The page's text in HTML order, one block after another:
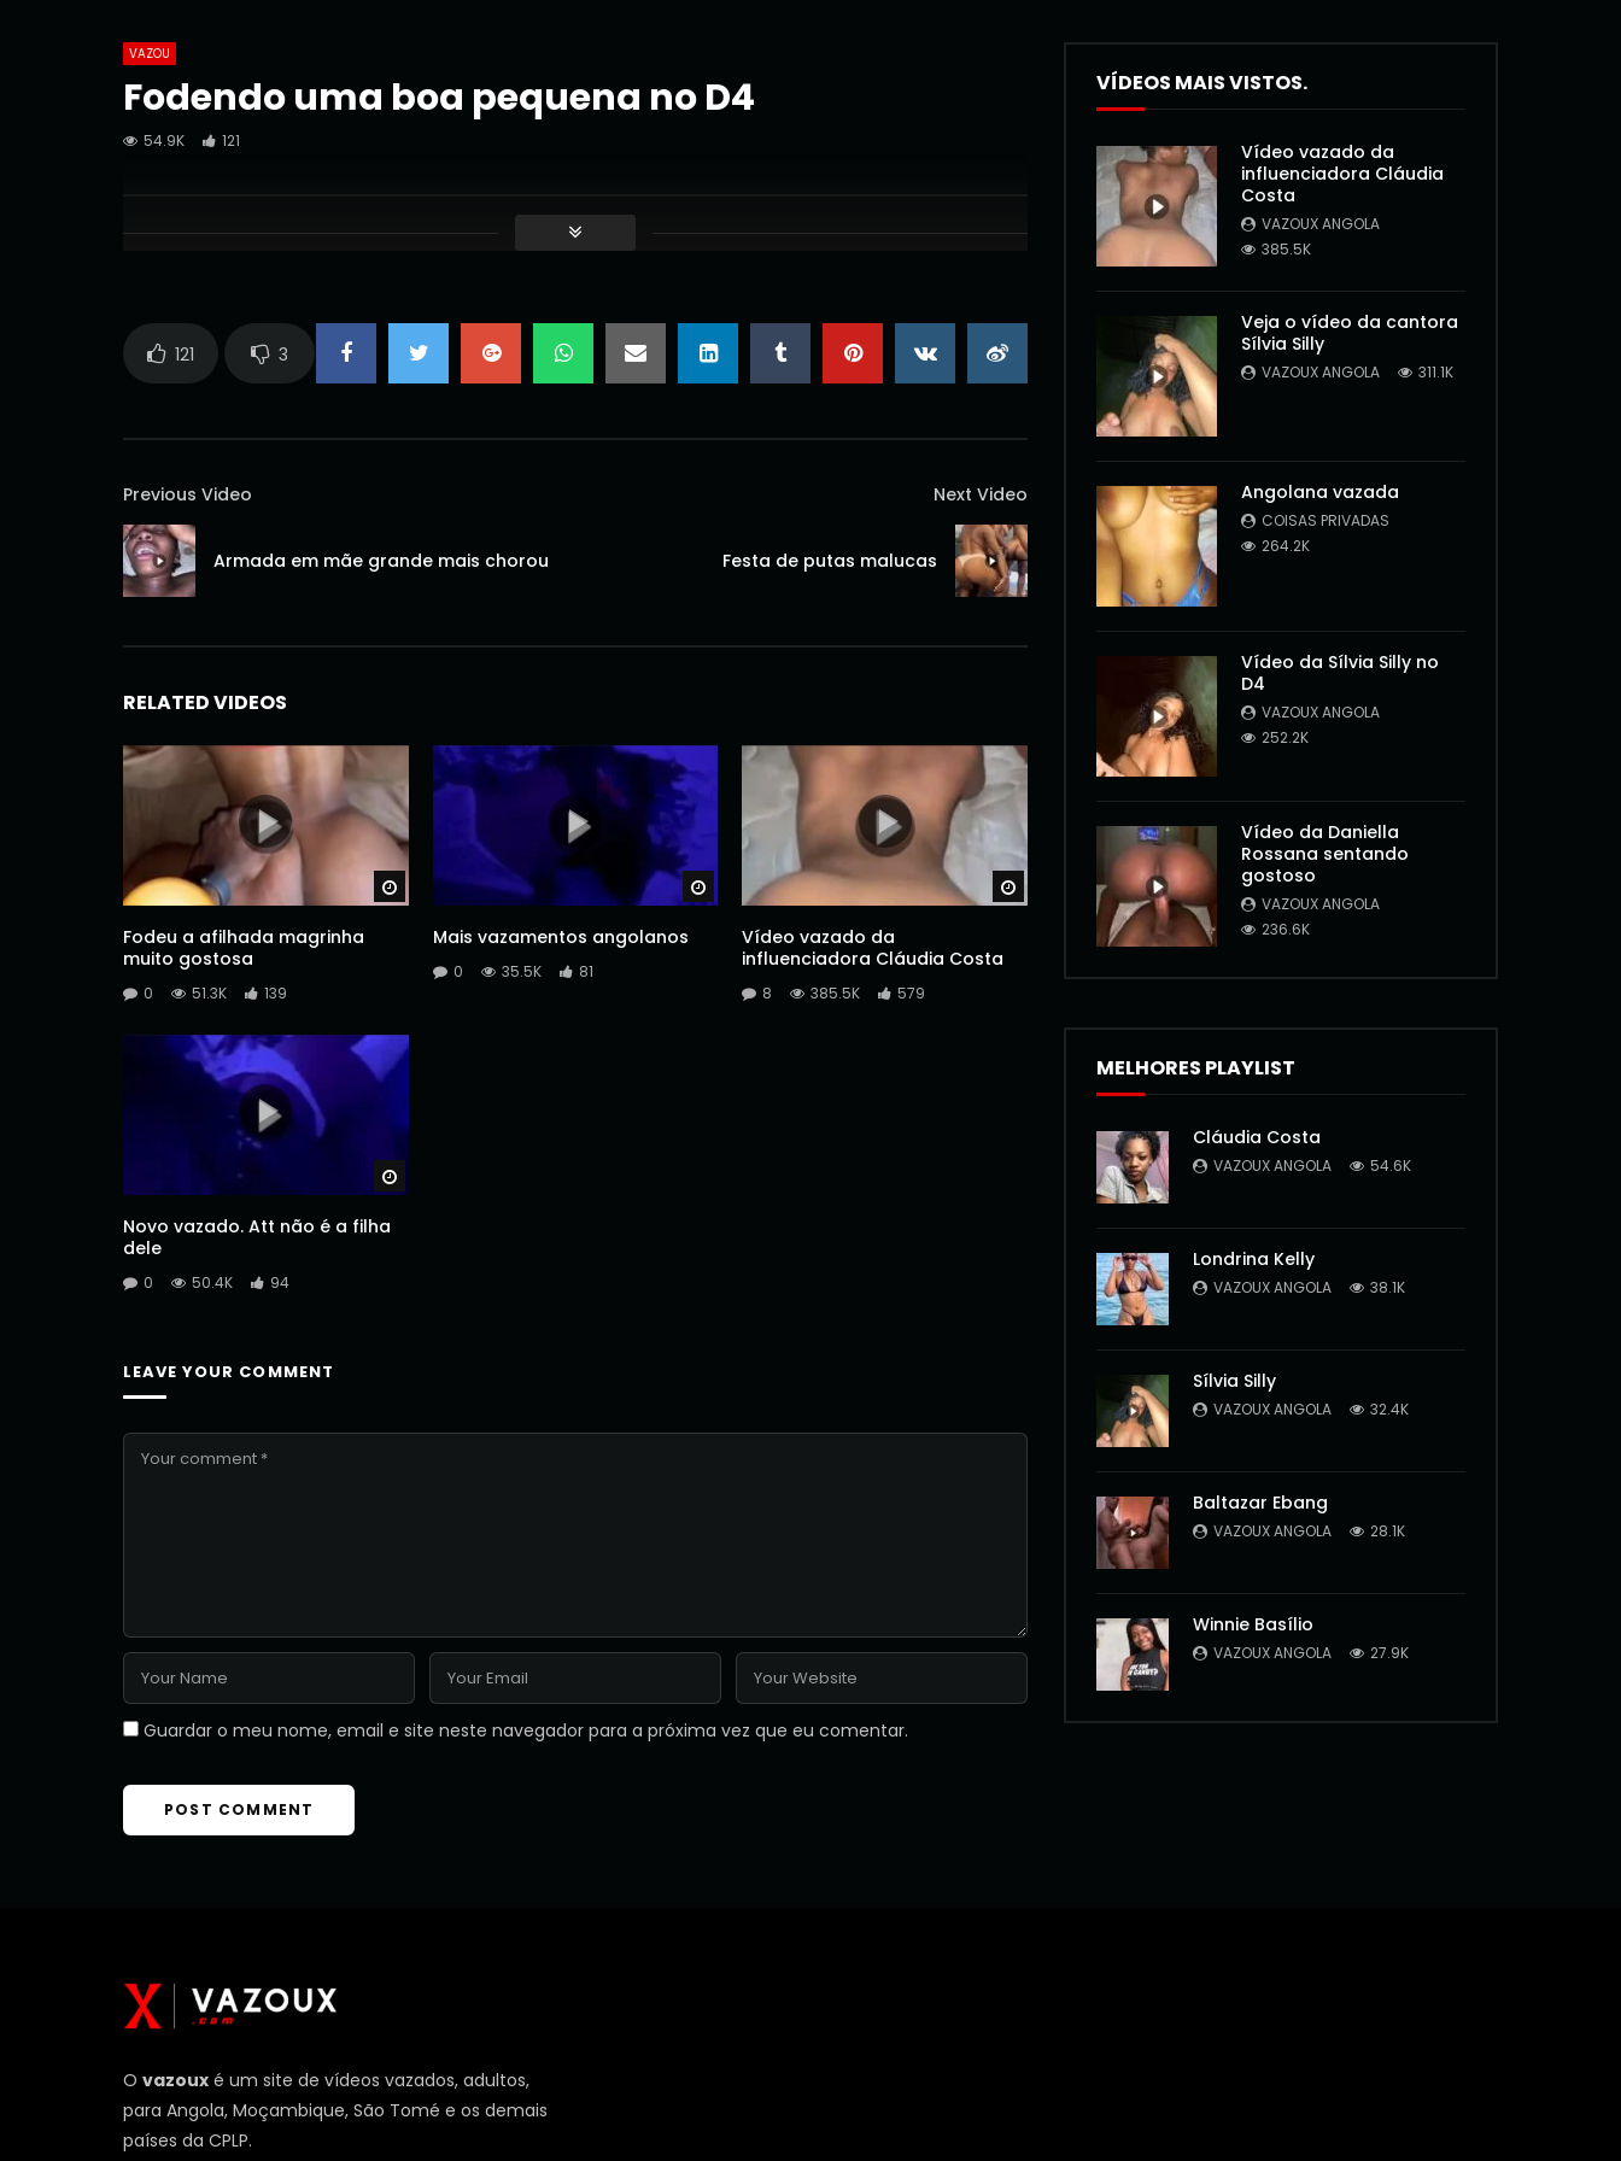
VAZOU
Fodendo uma boa pequena no D4
54.9K 121
121 3
Previous Video
Armada em mãe grande mais chorou
Next Video
Festa de putas malucas
RELATED VIDEOS
Watch Later
Fodeu a afilhada magrinha
muito gostosa
0 51.3K 139
Watch Later
Mais vazamentos angolanos
0 35.5K 81
Watch Later
Vídeo vazado da
influenciadora Cláudia Costa
8 385.5K 579
Novo vazado. Att não é a filha
dele
0 50.4K 94
LEAVE YOUR COMMENT
Guardar o meu nome, email e site neste navegador para a próxima vez que eu comentar.
VÍDEOS MAIS VISTOS.
Vídeo vazado da
influenciadora Cláudia
Costa
VAZOUX ANGOLA
385.5K
Veja o vídeo da cantora
Sílvia Silly
VAZOUX ANGOLA 311.1K
Angolana vazada
COISAS PRIVADAS
264.2K
Vídeo da Sílvia Silly no
D4
VAZOUX ANGOLA
252.2K
Vídeo da Daniella
Rossana sentando
gostoso
VAZOUX ANGOLA
236.6K
MELHORES PLAYLIST
Cláudia Costa
VAZOUX ANGOLA 54.6K
Londrina Kelly
VAZOUX ANGOLA 38.1K
Sílvia Silly
VAZOUX ANGOLA 32.4K
Baltazar Ebang
VAZOUX ANGOLA 28.1K
Winnie Basílio
VAZOUX ANGOLA 27.9K
O vazoux é um site de vídeos vazados, adultos,
para Angola, Moçambique, São Tomé e os demais
países da CPLP.